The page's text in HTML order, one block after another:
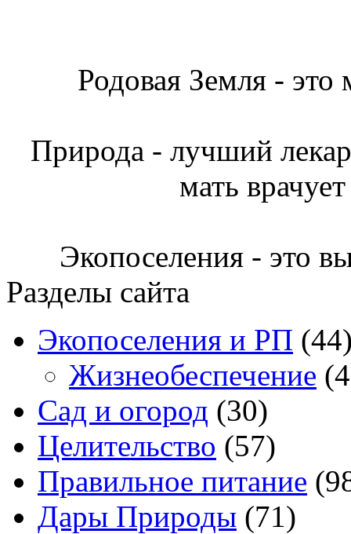
Родовая Земля - это
Природа - лучший
мать
Экопоселения - это
Разделы сайта
Экопоселения и РП
Жизнеобеспечение
Сад и огород (30)
Целительство (57)
Правильное питание
Дары Природы (71)